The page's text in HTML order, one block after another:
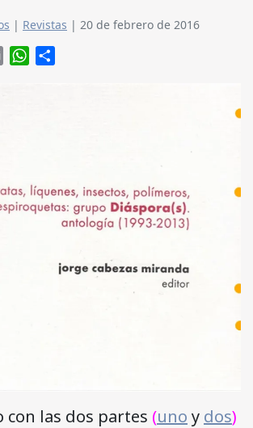
| Revistas | 20 de febrero de 2016
Email WhatsApp
con las dos partes (uno y dos)